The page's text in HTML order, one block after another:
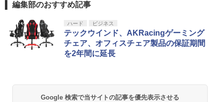
編集部のおすすめ記事
ハード ビジネス
テックウインド、AKRacingゲーミング
チェア、オフィスチェア製品の保証期間
を2年間に延長
Google 検索で当サイトの記事を優先表示させる